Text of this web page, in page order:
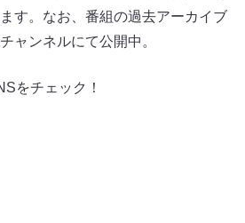
す。なお、番組の過去アーカイブ
ャンネルにて公開中。
をチェック！